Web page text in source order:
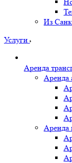
Из
Услуги
Аренда
Аренда
Аренда